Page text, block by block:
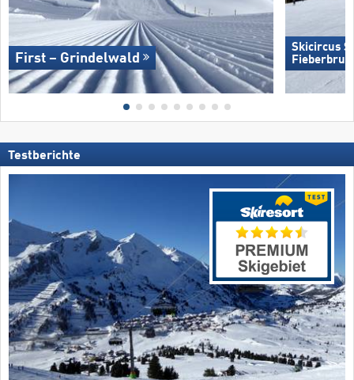
First – Grindelwald
Skicircus
Testberichte